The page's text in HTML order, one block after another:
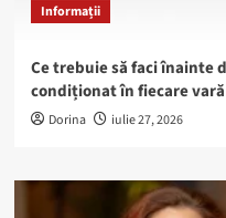
Informații
Ce trebuie să faci înainte
condiționat în fiecare vară
Dorina iulie 27, 2026